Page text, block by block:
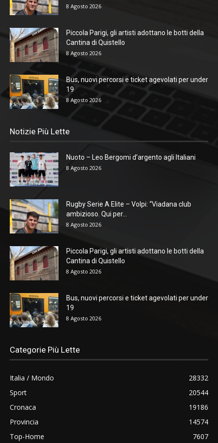
8 Agosto 2026
Piccola Parigi, gli artisti adottano le botti della
Cantina di Quistello
8 Agosto 2026
Bus, nuovi percorsi e ticket agevolati per under
19
8 Agosto 2026
Notizie Più Lette
Nuoto – Leo Bergomi d’argento agli Italiani
8 Agosto 2026
Rugby Serie A Elite – Volpi: “Viadana club
ambizioso. Qui per...
8 Agosto 2026
Piccola Parigi, gli artisti adottano le botti della
Cantina di Quistello
8 Agosto 2026
Bus, nuovi percorsi e ticket agevolati per under
19
8 Agosto 2026
Categorie Più Lette
Italia / Mondo
28332
Sport
20544
Cronaca
19186
Provincia
14574
Top-Home
7607